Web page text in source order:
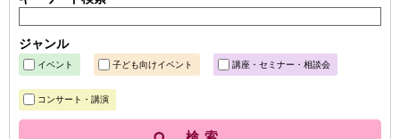
ジャンル
イベント 子ども向けイベント 講座・セミナー・相談会
コンサート・講演